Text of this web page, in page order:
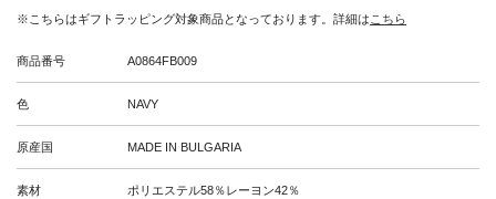
※こちらはギフトラッピング対象商品となっております。詳細はこちら
商品番号 A0864FB009
色 NAVY
原産国 MADE IN BULGARIA
素材 ポリエステル58％レーヨン42％